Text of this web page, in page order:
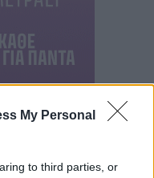
My Personal
to third parties, or